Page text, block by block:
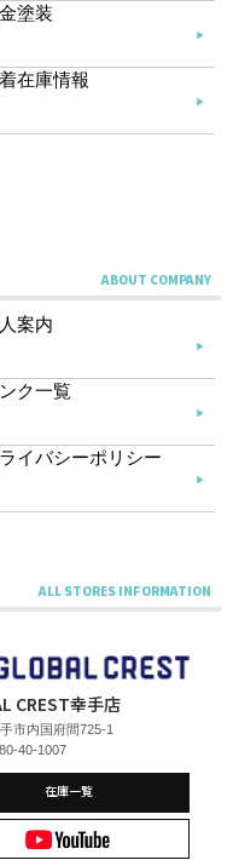
塗装
在庫情報
案内
ク一覧
イバシーポリシー
CREST幸手店
市内国府間725-1
40-1007
在庫一覧